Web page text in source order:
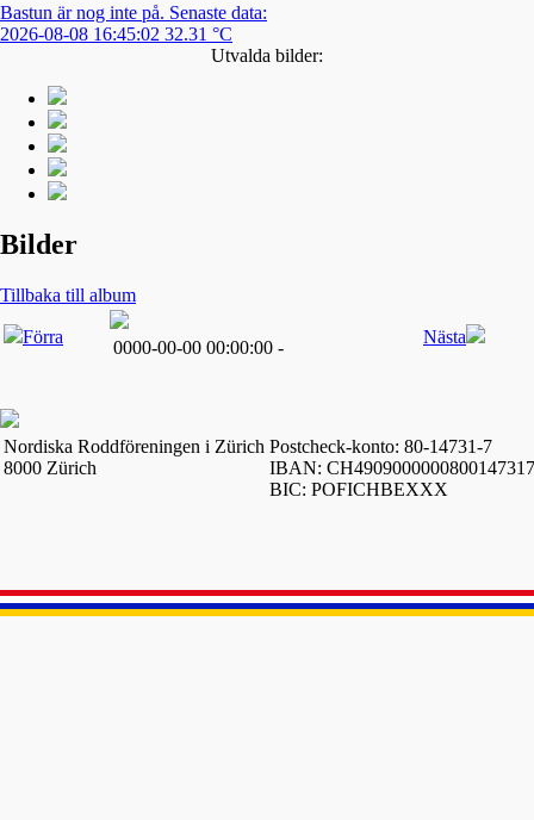
Bastun är nog inte på. Senaste data:
2026-08-08 16:45:02 32.31 °C
Utvalda bilder:
Bilder
Tillbaka till album
Förra
0000-00-00 00:00:00 -
Nästa
Nordiska Roddföreningen i Zürich
8000 Zürich
Postcheck-konto: 80-14731-7
IBAN: CH4909000000800147317
BIC: POFICHBEXXX